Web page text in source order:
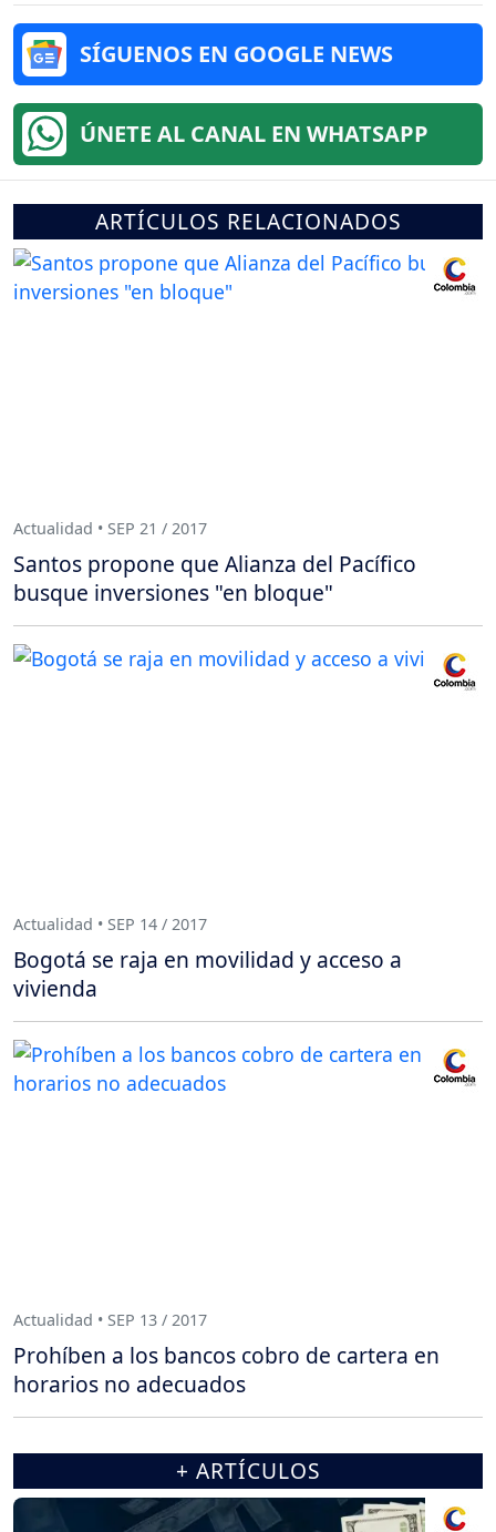
SÍGUENOS EN GOOGLE NEWS
ÚNETE AL CANAL EN WHATSAPP
ARTÍCULOS RELACIONADOS
Actualidad • SEP 21 / 2017
Santos propone que Alianza del Pacífico
busque inversiones "en bloque"
Actualidad • SEP 14 / 2017
Bogotá se raja en movilidad y acceso a
vivienda
Actualidad • SEP 13 / 2017
Prohíben a los bancos cobro de cartera en
horarios no adecuados
+ ARTÍCULOS